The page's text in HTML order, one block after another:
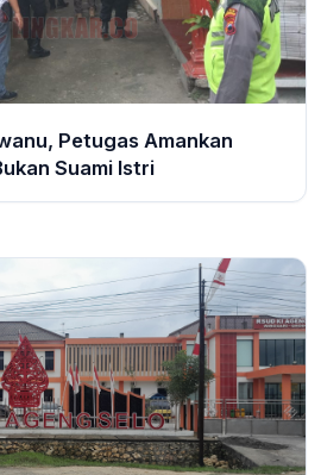
Petugas Amankan
Suami Istri